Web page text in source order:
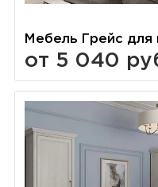
Мебель Грейс для
от 5 040